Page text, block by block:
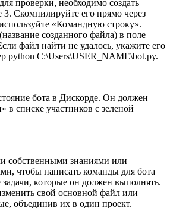
проверки, необходимо создать
Скомпилируйте его прямо через
«Командную строку».
созданного файла) в поле
файл найти не удалось, укажите его
python C:\Users\USER_NAME\bot.py.
бота в Дискорде. Он должен
в списке участников с зеленой
собственными знаниями или
чтобы написать команды для бота
которые он должен выполнять.
свой основной файл или
объединив их в один проект.